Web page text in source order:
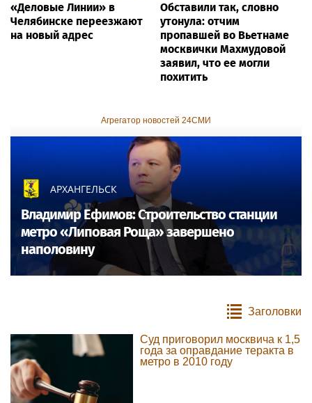
«Деловые Линии» в
Челябинске переезжают
на новый адрес
Обставили так, словно
утонула: отчим
пропавшей во Вьетнаме
москвички Махмудовой
заявил, что ее могли
похитить
Агрегатор новостей 24СМИ
АРХАНГЕЛЬСК
Владимир Ефимов: Строительство станции
метро «Липовая Роща» завершено
наполовину
Заголовки
Суд приговорил москвича к 1,5
года за оправдание теракта в
метро в 2010 году